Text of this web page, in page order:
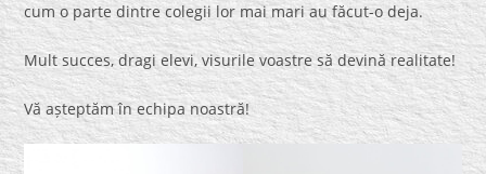
cum o parte dintre colegii lor mai mari au făcut-o deja.
Mult succes, dragi elevi, visurile voastre să devină realitate!
Vă așteptăm în echipa noastră!